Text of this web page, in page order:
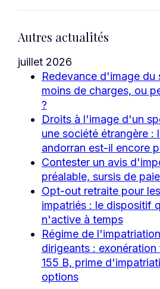
Autres actualités
juillet 2026
Redevance d'image
moins de charges, ou
?
Droits à l'image d'un
une société étrangère :
andorran est-il encore
Contester un avis
préalable, sursis de
Opt-out retraite pour
impatriés : le dispositif
n'active à temps
Régime de
dirigeants :
155 B, prime
options